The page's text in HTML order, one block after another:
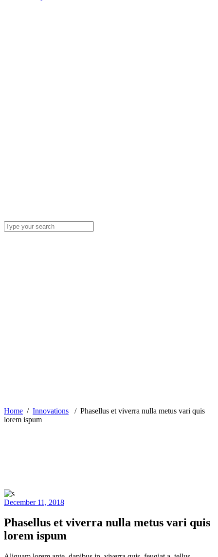
Home / Innovations / Phasellus et viverra nulla metus vari quis
lorem ispum
December 11, 2018
Phasellus et viverra nulla metus vari quis
lorem ispum